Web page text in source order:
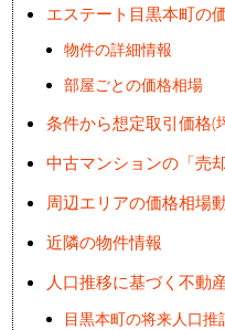
エステート目黒本町の
物件の詳細情報
部屋ごとの価格相場
条件から想定取引価格(
中古マンションの「売
周辺エリアの価格相場
近隣の物件情報
人口推移に基づく不動
目黒本町の将来人口推